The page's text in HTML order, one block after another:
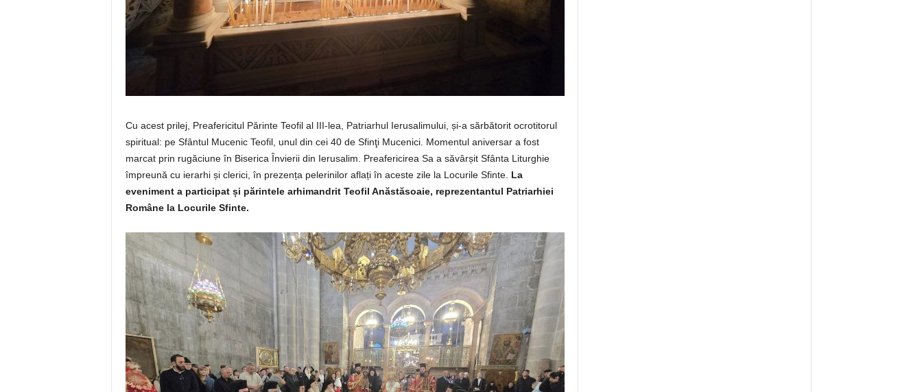
Cu acest prilej, Preafericitul Părinte Teofil al III-lea, Patriarhul Ierusalimului, și-a sărbătorit ocrotitorul
spiritual: pe Sfântul Mucenic Teofil, unul din cei 40 de Sfinţi Mucenici. Momentul aniversar a fost
marcat prin rugăciune în Biserica Învierii din Ierusalim. Preafericirea Sa a săvârșit Sfânta Liturghie
împreună cu ierarhi și clerici, în prezența pelerinilor aflați în aceste zile la Locurile Sfinte. La
eveniment a participat și părintele arhimandrit Teofil Anăstăsoaie, reprezentantul Patriarhiei
Române la Locurile Sfinte.